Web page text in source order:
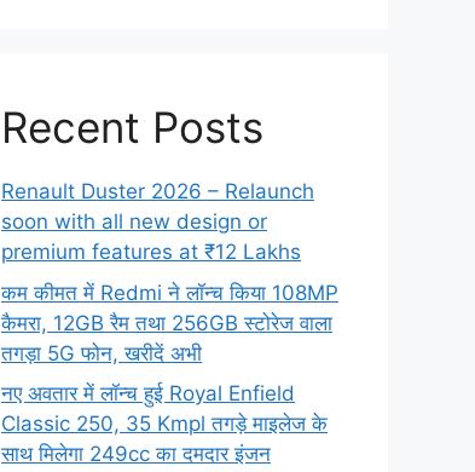
Recent Posts
Renault Duster 2026 – Relaunch
soon with all new design or
premium features at ₹12 Lakhs
कम कीमत में Redmi ने लॉन्च किया 108MP
कैमरा, 12GB रैम तथा 256GB स्टोरेज वाला
तगड़ा 5G फोन, खरीदें अभी
नए अवतार में लॉन्च हुई Royal Enfield
Classic 250, 35 Kmpl तगड़े माइलेज के
साथ मिलेगा 249cc का दमदार इंजन